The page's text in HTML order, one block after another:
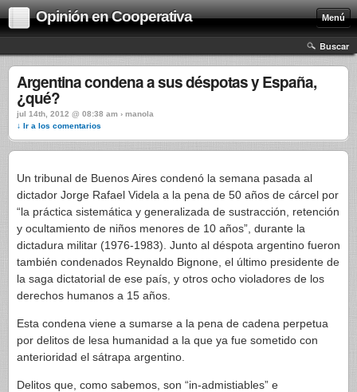
Opinión en Cooperativa Menú
Buscar
Argentina condena a sus déspotas y España,
¿qué?
jul 14th, 2012 @ 08:38 am › manola
↓ Ir a los comentarios
Un tribunal de Buenos Aires condenó la semana pasada al
dictador Jorge Rafael Videla a la pena de 50 años de cárcel por
“la práctica sistemática y generalizada de sustracción, retención
y ocultamiento de niños menores de 10 años”, durante la
dictadura militar (1976-1983). Junto al déspota argentino fueron
también condenados Reynaldo Bignone, el último presidente de
la saga dictatorial de ese país, y otros ocho violadores de los
derechos humanos a 15 años.
Esta condena viene a sumarse a la pena de cadena perpetua
por delitos de lesa humanidad a la que ya fue sometido con
anterioridad el sátrapa argentino.
Delitos que, como sabemos, son “in-admistiables” e